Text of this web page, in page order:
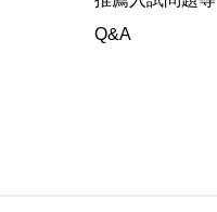
Q&A